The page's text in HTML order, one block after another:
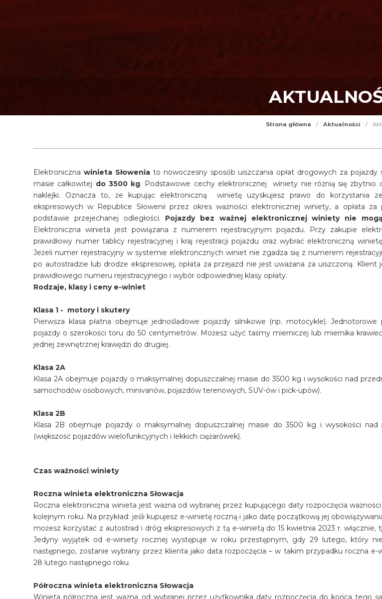
Strona główna / Aktualności /
Elektronicznawinieta Słoweniato nowoczesny sposób uiszczania opłat drogowych za pojazdy
masie całkowitej do 3500 kg. Podstawowe cechy elektronicznej winiety nie różnią się zbytnio
naklejki. Oznacza to, że kupując elektroniczną winietę uzyskujesz prawo do korzystania
ekspresowych w Republice Słowenii przez okres ważności elektronicznej winiety, a opłata
podstawie przejechanej odległości. Pojazdy bez ważnej elektronicznej winiety nie
Elektroniczna winieta jest powiązana z numerem rejestracyjnym pojazdu. Przy zakupie
prawidłowy numer tablicy rejestracyjnej i kraj rejestracji pojazdu oraz wybrać elektroniczną
Jeżeli numer rejestracyjny w systemie elektroncznych winiet nie zgadza się z numerem
po autostradzie lub drodze ekspresowej, opłata za przejazd nie jest uważana za uiszczoną. Klient
prawidłowego numeru rejestracyjnego i wybór odpowiedniej klasy opłaty.
Rodzaje, klasy i ceny e-winiet
Klasa 1 - motory i skutery
Pierwsza klasa płatna obejmuje jednośladowe pojazdy silnikowe (np. motocykle).
pojazdy o szerokości toru do 50 centymetrów. Możesz użyć taśmy mierniczej lub miernika
jednej zewnętrznej krawędzi do drugiej.
Klasa 2A
Klasa 2A obejmuje pojazdy o maksymalnej dopuszczalnej masie do 3500 kg i wysokości nad
samochodów osobowych, minivanów, pojazdów terenowych, SUV-ów i pick-upów).
Klasa 2B
Klasa 2B obejmuje pojazdy o maksymalnej dopuszczalnej masie do 3500 kg i wysokości nad
(większość pojazdów wielofunkcyjnych i lekkich ciężarówek).
Czas ważności winiety
Roczna winieta elektroniczna Słowacja
Roczna elektroniczna winieta jest ważna od wybranej przez kupującego daty rozpoczęcia
kolejnym roku. Na przykład: jeśli kupujesz e-winietę roczną i jako datę początkową jej
możesz korzystać z autostrad i dróg ekspresowych z tą e-winietą do 15 kwietnia 2023 r. włącznie,
Jedyny wyjątek od e-winiety rocznej występuje w roku przestępnym, gdy 29 lutego, który
następnego, zostanie wybrany przez klienta jako data rozpoczęcia – w takim przypadku roczna e-
28 lutego następnego roku.
Półroczna winieta elektroniczna Słowacja
Winieta półroczna jest ważna od wybranej przez użytkownika daty rozpoczęcia do końca tego